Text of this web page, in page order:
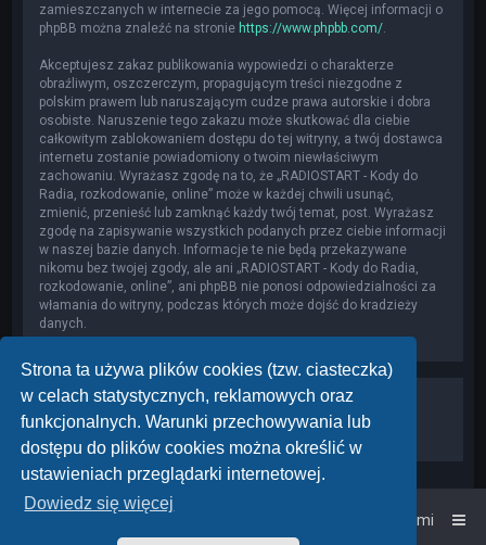
Strona ta używa plików cookies (tzw. ciasteczka)
w celach statystycznych, reklamowych oraz
funkcjonalnych. Warunki przechowywania lub
dostępu do plików cookies można określić w
ustawieniach przeglądarki internetowej.
Dowiedz się więcej
zamieszczanych w internecie za jego pomocą. Więcej informacji o
phpBB można znaleźć na stronie https://www.phpbb.com/
Akceptujesz zakaz publikowania wypowiedzi o charakterze
obraźliwym, oszczerczym, propagującym treści niezgodne z
polskim prawem lub naruszającym cudze prawa autorskie i dobra
osobiste. Naruszenie tego zakazu może skutkować dla ciebie
całkowitym zablokowaniem dostępu do tej witryny, a twój dostawca
internetu zostanie powiadomiony o twoim niewłaściwym
zachowaniu. Wyrażasz zgodę na to, że „RADIOSTART - Kody do
Radia, rozkodowanie, online” może w każdej chwili usunąć,
zmienić, przenieść lub zamknąć każdy twój temat, post. Wyrażasz
zgodę na zapisywanie wszystkich podanych przez ciebie informacji
w naszej bazie danych. Informacje te nie będą przekazywane
nikomu bez twojej zgody, ale ani „RADIOSTART - Kody do Radia,
rozkodowanie, online”, ani phpBB nie ponosi odpowiedzialności za
włamania do witryny, podczas których może dojść do kradzieży
danych.
Strona główna Kontakt z nami